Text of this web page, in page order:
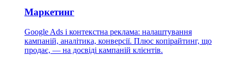
Маркетинг
Google Ads і контекстна реклама: налаштування
кампаній, аналітика, конверсії. Плюс копірайтинг, що
продає, — на досвіді кампаній клієнтів.